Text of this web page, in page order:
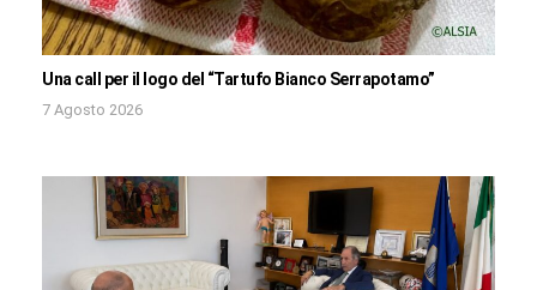
Una call per il logo del “Tartufo Bianco Serrapotamo”
7 Agosto 2026